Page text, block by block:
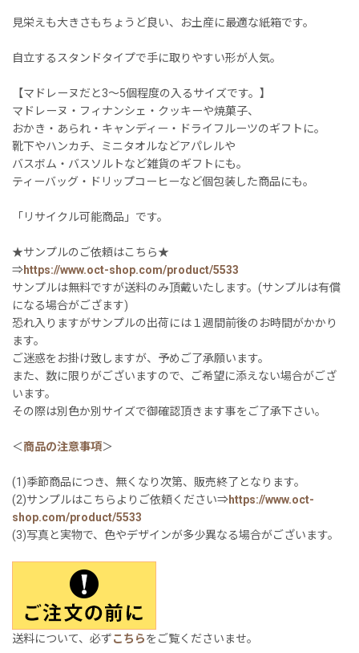
見栄えも大きさもちょうど良い、お土産に最適な紙箱です。
自立するスタンドタイプで手に取りやすい形が人気。
【マドレーヌだと3〜5個程度の入るサイズです。】
マドレーヌ・フィナンシェ・クッキーや焼菓子、
おかき・あられ・キャンディー・ドライフルーツのギフトに。
靴下やハンカチ、ミニタオルなどアパレルや
バスボム・バスソルトなど雑貨のギフトにも。
ティーバッグ・ドリップコーヒーなど個包装した商品にも。
「リサイクル可能商品」です。
★サンプルのご依頼はこちら★
⇒https://www.oct-shop.com/product/5533
サンプルは無料ですが送料のみ頂戴いたします。(サンプルは有償
になる場合がござます)
恐れ入りますがサンプルの出荷には１週間前後のお時間がかかり
ます。
ご迷惑をお掛け致しますが、予めご了承願います。
また、数に限りがございますので、ご希望に添えない場合がござ
います。
その際は別色か別サイズで御確認頂きます事をご了承下さい。
＜商品の注意事項＞
(1)季節商品につき、無くなり次第、販売終了となります。
(2)サンプルはこちらよりご依頼ください⇒https://www.oct-
shop.com/product/5533
(3)写真と実物で、色やデザインが多少異なる場合がございます。
送料について、必ずこちらをご覧くださいませ。